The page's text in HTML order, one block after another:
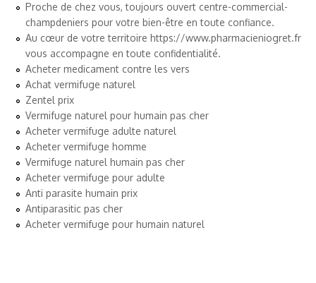
Proche de chez vous, toujours ouvert centre-commercial-
champdeniers pour votre bien-être en toute confiance.
Au cœur de votre territoire https://www.pharmacieniogret.fr
vous accompagne en toute confidentialité.
Acheter medicament contre les vers
Achat vermifuge naturel
Zentel prix
Vermifuge naturel pour humain pas cher
Acheter vermifuge adulte naturel
Acheter vermifuge homme
Vermifuge naturel humain pas cher
Acheter vermifuge pour adulte
Anti parasite humain prix
Antiparasitic pas cher
Acheter vermifuge pour humain naturel